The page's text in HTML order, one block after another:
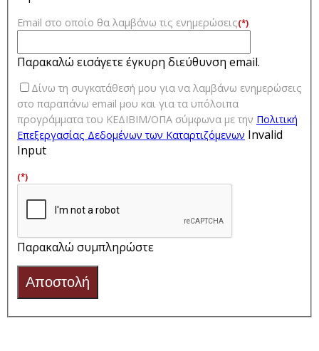
Email στο οποίο θα λαμβάνω τις ενημερώσεις(*)
Παρακαλώ εισάγετε έγκυρη διεύθυνση email.
Δίνω τη συγκατάθεσή μου για να λαμβάνω ενημερώσεις
στο παραπάνω email μου και για τα υπόλοιπα
προγράμματα του ΚΕΔΙΒΙΜ/ΟΠΑ σύμφωνα με την Πολιτική
Επεξεργασίας Δεδομένων των Kαταρτιζόμενων Invalid
Input
(*)
Παρακαλώ συμπληρώστε
Αποστολή